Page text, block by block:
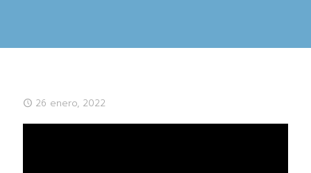
26 enero, 2022